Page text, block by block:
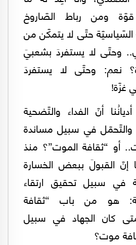
ومن رباط الصّاروخ
السّياسيّة حتّى لا يتمكّن من
وحتّى لا يستفردَ بشعبيَ
نعم: وحتّى لا يستفردَ
غزّة!
أنّ الفداء والتّضحية
والتّحمّل في سبيل مساندة
أو “ثقافة الموت”؟ منذ
إنّ القبولَ ببعض الخسارة
في سبيل تحقيق ارتقاء
هو من باب “ثقافة
كان الجهاد في سبيل
موت؟